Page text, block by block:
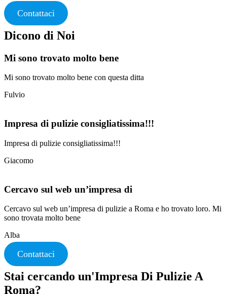
Contattaci
Dicono di Noi
Mi sono trovato molto bene
Mi sono trovato molto bene con questa ditta
Fulvio
Impresa di pulizie consigliatissima!!!
Impresa di pulizie consigliatissima!!!
Giacomo
Cercavo sul web un’impresa di
Cercavo sul web un’impresa di pulizie a Roma e ho trovato loro. Mi
sono trovata molto bene
Alba
Contattaci
Stai cercando un'Impresa Di Pulizie A
Roma?